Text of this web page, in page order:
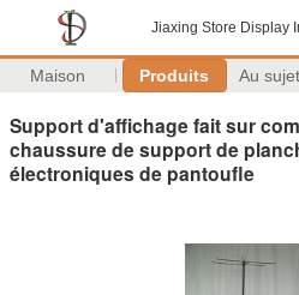
Jiaxing Store Display
Maison Produits Au
Support d'affichage fait sur
chaussure de support de
électroniques de pantoufle